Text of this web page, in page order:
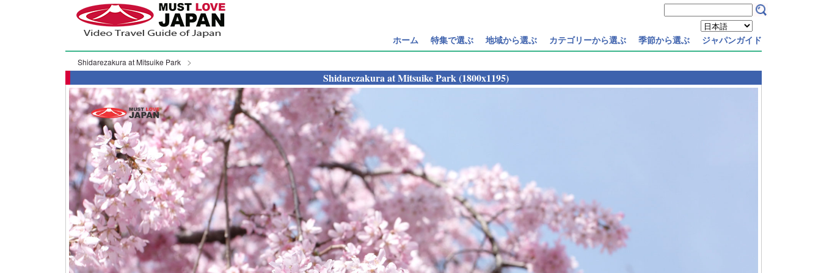
ホーム 特集で選ぶ 地域から選ぶ カテゴリーから選ぶ 季節から選ぶ ジャパンガイド
Shidarezakura at Mitsuike Park
Shidarezakura at Mitsuike Park (1800x1195)